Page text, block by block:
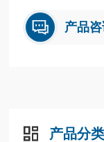
产品
产品分类